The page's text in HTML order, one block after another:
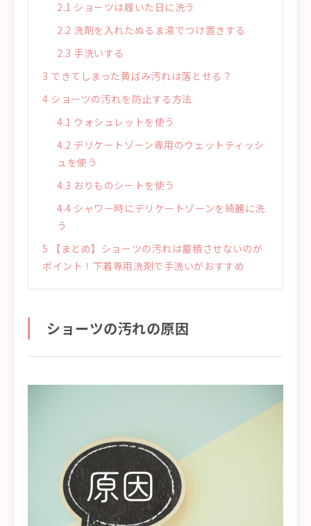
2.1 ショーツは履いた日に洗う
2.2 洗剤を入れたぬるま湯でつけ置きする
2.3 手洗いする
3 できてしまった黄ばみ汚れは落とせる？
4 ショーツの汚れを防止する方法
4.1 ウォシュレットを使う
4.2 デリケートゾーン専用のウェットティッシ
ュを使う
4.3 おりものシートを使う
4.4 シャワー時にデリケートゾーンを綺麗に洗
う
5 【まとめ】ショーツの汚れは蓄積させないのが
ポイント！下着専用洗剤で手洗いがおすすめ
ショーツの汚れの原因